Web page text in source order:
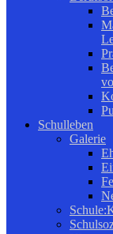
Schulleben
Galerie